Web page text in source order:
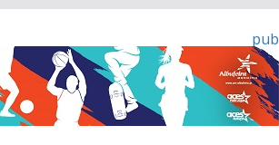
pub